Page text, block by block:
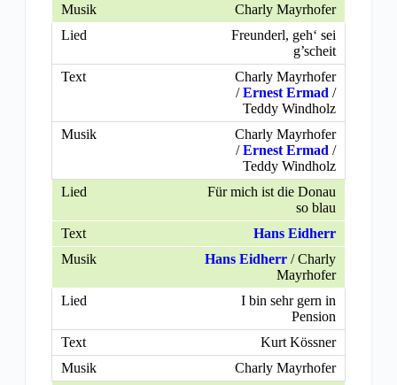
Charly Mayrhofer
Freunderl, geh‘ sei
g’scheit
Charly Mayrhofer
/Ernest Ermad /
Teddy Windholz
Charly Mayrhofer
/Ernest Ermad /
Teddy Windholz
Für mich ist die Donau
so blau
Hans Eidherr
Hans Eidherr / Charly
Mayrhofer
I bin sehr gern in
Pension
Kurt Kössner
Charly Mayrhofer